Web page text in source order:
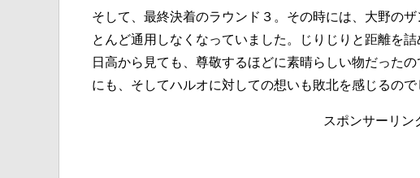
そして、最終決着のラウンド３。その時には、大野の
とんど通用しなくなっていました。じりじりと距離を
日高から見ても、尊敬するほどに素晴らしい物だった
にも、そしてハルオに対しての想いも敗北を感じるので
スポンサーリン